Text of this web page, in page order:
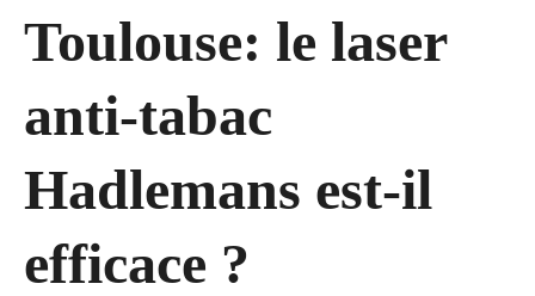
Toulouse: le laser
anti-tabac
Hadlemans est-il
efficace ?